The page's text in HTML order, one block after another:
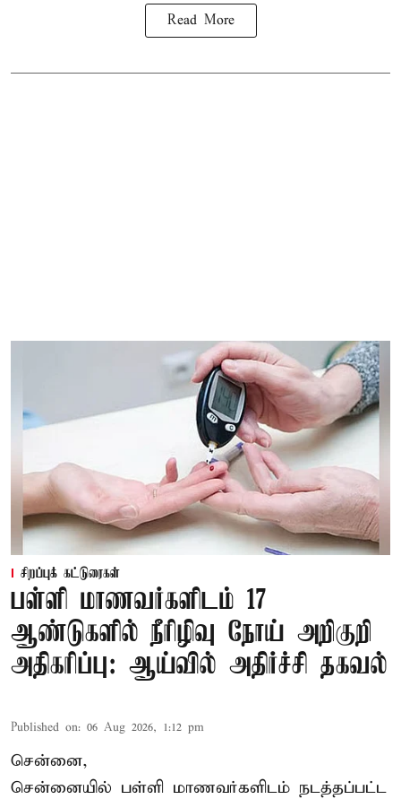
Read More
சிறப்புக் கட்டுரைகள்
பள்ளி மாணவர்களிடம் 17
ஆண்டுகளில் நீரிழிவு நோய் அறிகுறி
அதிகரிப்பு: ஆய்வில் அதிர்ச்சி தகவல்
Published on: 06 Aug 2026, 1:12 pm
சென்னை,
சென்னையில் பள்ளி மாணவர்களிடம் நடத்தப்பட்ட